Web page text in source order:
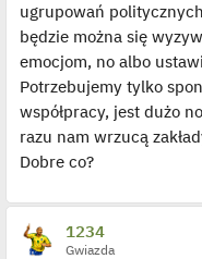
z
y
p
o
t
ugrupowań
będzie można się
emocjom, no albo
Potrzebujemy tylko
współpracy, jest dużo
razu nam wrzucą
Dobre co?
1234
Gwiazda